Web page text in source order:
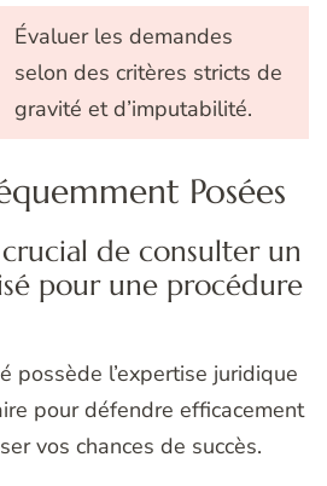
Évaluer les demandes
selon des critères stricts de
gravité et d’imputabilité.
Posées
de consulter un
pour une procédure
possède l’expertise juridique
pour défendre efficacement
vos chances de succès.